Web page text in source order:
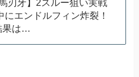
にエンドルフィン炸裂！
は…